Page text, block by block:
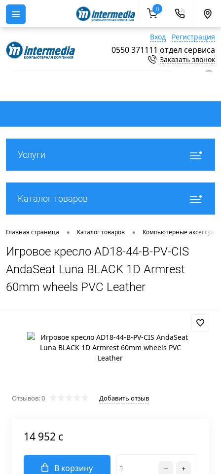
Вход Регистрация
0550 371111 отдел сервиса
Заказать звонок
Услуги
Каталог товаров
Главная страница • Каталог товаров • Компьютерные
Игровое кресло AD18-44-B-PV-CIS
AndaSeat Luna BLACK 1D Armrest
60mm wheels PVC Leather
Отзывов: 0 Добавить отзыв
14 952 c
В корзину
0